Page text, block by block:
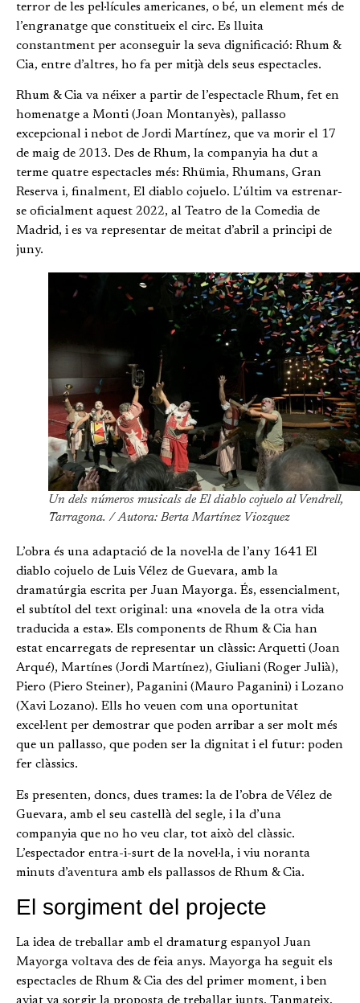
terror de les pel·lícules americanes, o bé, un element més de
l’engranatge que constitueix el circ. Es lluita
constantment per aconseguir la seva dignificació: Rhum &
Cia, entre d’altres, ho fa per mitjà dels seus espectacles.
Rhum & Cia va néixer a partir de l’espectacle Rhum, fet en
homenatge a Monti (Joan Montanyès), pallasso
excepcional i nebot de Jordi Martínez, que va morir el 17
de maig de 2013. Des de Rhum, la companyia ha dut a
terme quatre espectacles més: Rhümia, Rhumans, Gran
Reserva i, finalment, El diablo cojuelo. L’últim va estrenar-
se oficialment aquest 2022, al Teatro de la Comedia de
Madrid, i es va representar de meitat d’abril a principi de
juny.
Un dels números musicals de El diablo cojuelo al Vendrell,
Tarragona. / Autora: Berta Martínez Viozquez
L’obra és una adaptació de la novel·la de l’any 1641 El
diablo cojuelo de Luis Vélez de Guevara, amb la
dramatúrgia escrita per Juan Mayorga. És, essencialment,
el subtítol del text original: una «novela de la otra vida
traducida a esta». Els components de Rhum & Cia han
estat encarregats de representar un clàssic: Arquetti (Joan
Arqué), Martínes (Jordi Martínez), Giuliani (Roger Julià),
Piero (Piero Steiner), Paganini (Mauro Paganini) i Lozano
(Xavi Lozano). Ells ho veuen com una oportunitat
excel·lent per demostrar que poden arribar a ser molt més
que un pallasso, que poden ser la dignitat i el futur: poden
fer clàssics.
Es presenten, doncs, dues trames: la de l’obra de Vélez de
Guevara, amb el seu castellà del segle, i la d’una
companyia que no ho veu clar, tot això del clàssic.
L’espectador entra-i-surt de la novel·la, i viu noranta
minuts d’aventura amb els pallassos de Rhum & Cia.
El sorgiment del projecte
La idea de treballar amb el dramaturg espanyol Juan
Mayorga voltava des de feia anys. Mayorga ha seguit els
espectacles de Rhum & Cia des del primer moment, i ben